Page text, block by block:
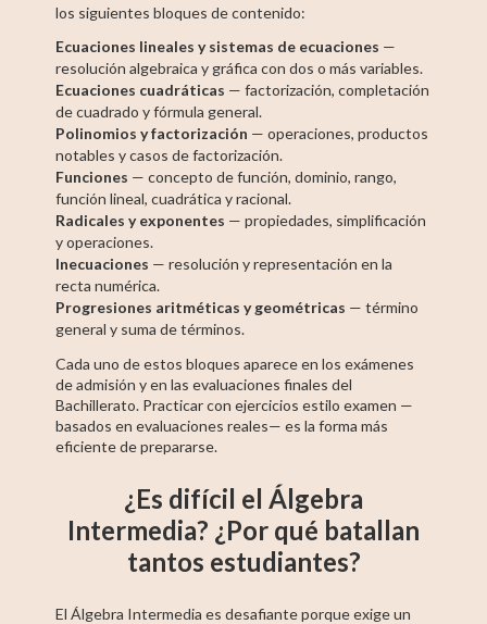
los siguientes bloques de contenido:
Ecuaciones lineales y sistemas de ecuaciones —
resolución algebraica y gráfica con dos o más variables.
Ecuaciones cuadráticas — factorización, completación
de cuadrado y fórmula general.
Polinomios y factorización — operaciones, productos
notables y casos de factorización.
Funciones — concepto de función, dominio, rango,
función lineal, cuadrática y racional.
Radicales y exponentes — propiedades, simplificación
y operaciones.
Inecuaciones — resolución y representación en la
recta numérica.
Progresiones aritméticas y geométricas — término
general y suma de términos.
Cada uno de estos bloques aparece en los exámenes
de admisión y en las evaluaciones finales del
Bachillerato. Practicar con ejercicios estilo examen —
basados en evaluaciones reales— es la forma más
eficiente de prepararse.
¿Es difícil el Álgebra
Intermedia? ¿Por qué batallan
tantos estudiantes?
El Álgebra Intermedia es desafiante porque exige un